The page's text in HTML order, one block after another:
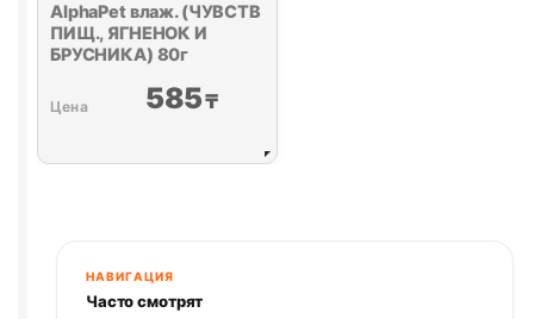
AlphaPet влаж. (ЧУВСТВ
ПИЩ., ЯГНЕНОК И
БРУСНИКА) 80г
585₸
НАВИГАЦИЯ
Часто смотрят